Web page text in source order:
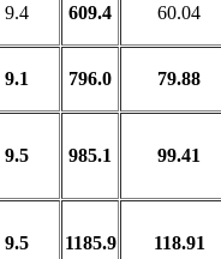
9.4 609.4 60.04
9.1 796.0 79.88
9.5 985.1 99.41
9.5 1185.9 118.91